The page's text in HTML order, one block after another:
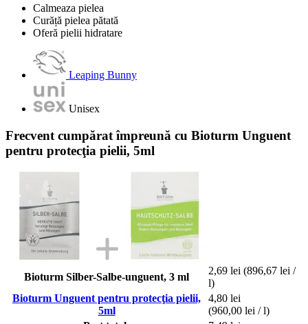
Calmeaza pielea
Curăță pielea pătată
Oferă pielii hidratare
Leaping Bunny
Unisex
Frecvent cumpărat împreună cu Bioturm Unguent
pentru protecţia pielii, 5ml
Bioturm Silber-Salbe-unguent, 3 ml
2,69 lei (896,67 lei /
l)
Bioturm Unguent pentru protecţia pielii,
5ml
4,80 lei
(960,00 lei / l)